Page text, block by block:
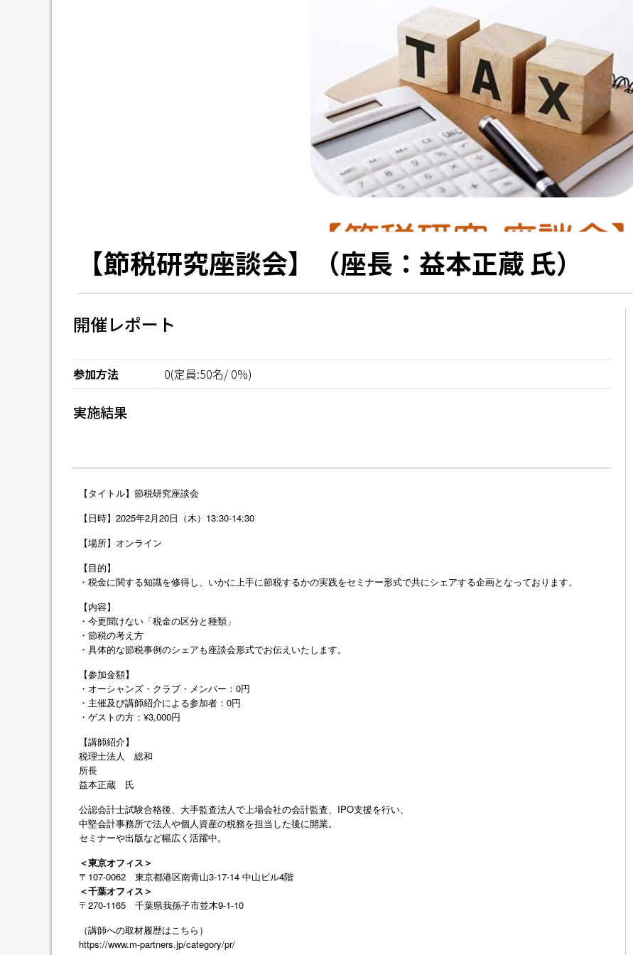
【節税研究座談会】（座長：益本正蔵 氏）
開催レポート
参加方法 0(定員:50名/ 0%)
実施結果
【タイトル】節税研究座談会
【日時】2025年2月20日（木）13:30-14:30
【場所】オンライン
【目的】
・ 税金に関する知識を修得し、いかに上手に節税するかの実践をセミナー形式で共にシェアする企画となっております。
【内容】
・今更聞けない「税金の区分と種類」
・節税の考え方
・具体的な節税事例のシェアも座談会形式でお伝えいたします。
【参加金額】
・オーシャンズ・クラブ・メンバー：0円
・主催及び講師紹介による参加者：0円
・ゲストの方：¥3,000円
【講師紹介】
税理士法人 総和
所長
益本正蔵 氏
公認会計士試験合格後、大手監査法人で上場会社の会計監査、IPO支援を行い、
中堅会計事務所で法人や個人資産の税務を担当した後に開業。
セミナーや出版など幅広く活躍中。
＜東京オフィス＞
〒107-0062 東京都港区南青山3-17-14 中山ビル4階
＜千葉オフィス＞
〒270-1165 千葉県我孫子市並木9-1-10
（講師への取材履歴はこちら）
https://www.m-partners.jp/category/pr/